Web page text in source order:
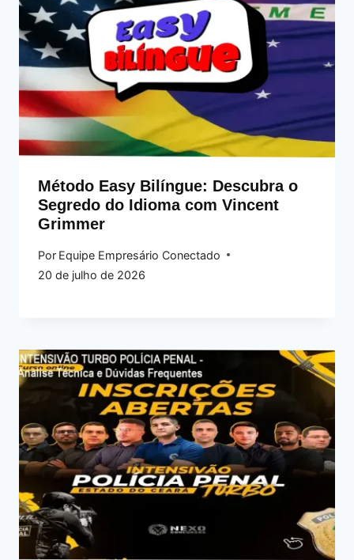
Método Easy Bilíngue: Descubra o
Segredo do Idioma com Vincent
Grimmer
Por Equipe Empresário Conectado
20 de julho de 2026